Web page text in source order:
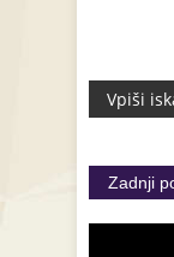
Zadnji